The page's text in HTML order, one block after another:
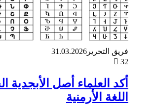
فريق التحرير 31.03.2026
32
أكد العلماء أصل الأبجدية
اللغة الأرمنية